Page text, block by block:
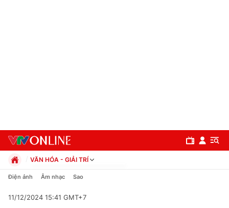
VĂN HÓA - GIẢI TRÍ
Chính trị
Pháp luật
Điện ảnh Âm nhạc Sao
11/12/2024 15:41 GMT+7